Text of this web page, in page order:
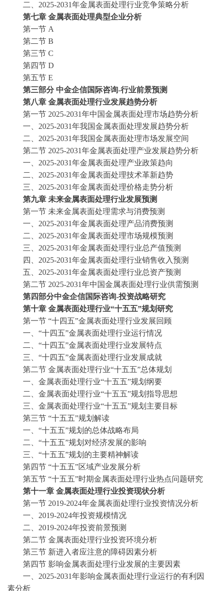
二、 2025-2031年金属表面处理行业竞争策略分析
第七章 金属表面处理典型企业分析
第一节 A
第二节 B
第三节 C
第四节 D
第五节 E
第三部分 中金企信国际咨询-行业前景预测
第八章 金属表面处理行业发展趋势分析
第一节 2025-2031年中国金属表面处理市场趋势分析
一、 2025-2031年我国金属表面处理发展趋势分析
二、 2025-2031年我国金属表面处理市场发展空间
第二节 2025-2031年金属表面处理产业发展趋势分析
一、 2025-2031年金属表面处理产业政策趋向
二、 2025-2031年金属表面处理技术革新趋势
三、 2025-2031年金属表面处理价格走势分析
第九章 未来金属表面处理行业发展预测
第一节 未来金属表面处理需求与消费预测
一、 2025-2031年金属表面处理产品消费预测
二、 2025-2031年金属表面处理市场规模预测
三、 2025-2031年金属表面处理行业总产值预测
四、 2025-2031年金属表面处理行业销售收入预测
五、 2025-2031年金属表面处理行业总资产预测
第二节 2025-2031年中国金属表面处理行业供需预测
第四部分中金企信国际咨询-投资战略研究
第十章 金属表面处理行业“十五五”规划研究
第一节 “十四五”金属表面处理行业发展回顾
一、 “十四五”金属表面处理行业运行情况
二、 “十四五”金属表面处理行业发展特点
三、 “十四五”金属表面处理行业发展成就
第二节 金属表面处理行业“十五五”总体规划
一、金属表面处理行业“十五五”规划纲要
二、金属表面处理行业“十五五”规划指导思想
三、金属表面处理行业“十五五”规划主要目标
第三节 “十五五”规划解读
一、 “十五五”规划的总体战略布局
二、 “十五五”规划对经济发展的影响
三、 “十五五”规划的主要精神解读
第四节 “十五五”区域产业发展分析
第五节 “十五五”时期金属表面处理行业热点问题研究
第十一章 金属表面处理行业投资现状分析
第一节 2019-2024年金属表面处理行业投资情况分析
一、 2019-2024年投资规模情况
二、 2019-2024年投资前景预测
第二节 金属表面处理行业投资环境分析
第三节 新进入者应注意的障碍因素分析
第四节 影响金属表面处理行业发展的主要因素
一、 2025-2031年影响金属表面处理行业运行的有利因
素分析